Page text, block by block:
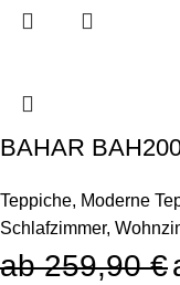
BAHAR
Teppiche, Moderne
Schlafzimmer,
259,90€